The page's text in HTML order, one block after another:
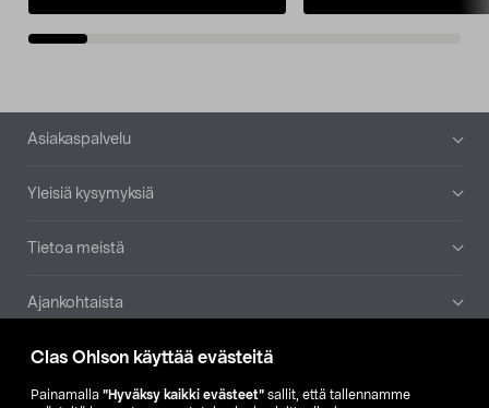
Clas Ohlson käyttää evästeitä
Painamalla ”Hyväksy kaikki evästeet” sallit, että tallennamme
Alatunniste
Asiakaspalvelu
Yleisiä kysymyksiä
Tietoa meistä
Ajankohtaista
Muut yrityksemme